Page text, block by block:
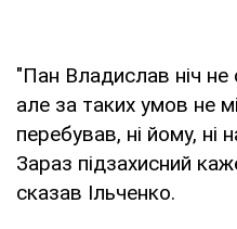
"Пан Владислав ніч
але за таких умов не
перебував, ні йому, ні
Зараз підзахисний
сказав Ільченко.